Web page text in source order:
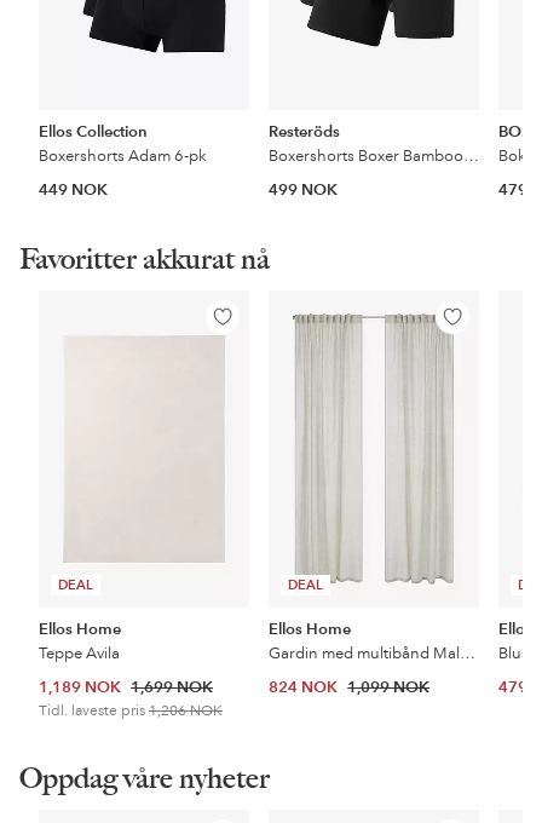
Ellos Collection
Boxershorts Adam 6-pk
449 NOK
Resteröds
Boxershorts Boxer Bamboo 3-pk Long Leg
499 NOK
BOSS
479
Favoritter akkurat nå
DEAL
Legg
til
Ellos Home
Teppe Avila
1,189 NOK 1,699 NOK
Tidl. laveste pris 1,206 NOK
DEAL
Legg
Ellos Home
Gardin med multibånd Malva 2-pk i 100% lin
824 NOK 1,099 NOK
Ellos
479
Oppdag våre nyheter